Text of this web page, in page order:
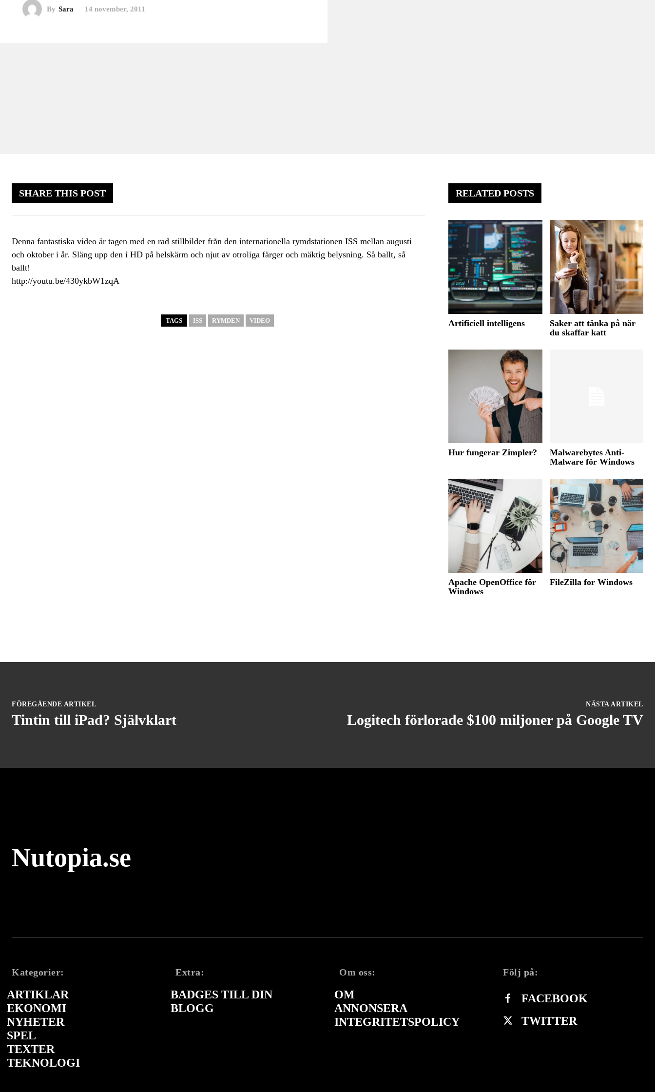
By Sara 14 november, 2011
SHARE THIS POST
Denna fantastiska video är tagen med en rad stillbilder från den internationella rymdstationen ISS mellan augusti
och oktober i år. Släng upp den i HD på helskärm och njut av otroliga färger och mäktig belysning. Så ballt, så
ballt!
http://youtu.be/430ykbW1zqA
TAGS ISS RYMDEN VIDEO
RELATED POSTS
Artificiell intelligens
Saker att tänka på när
du skaffar katt
Hur fungerar Zimpler?
Malwarebytes Anti-
Malware för Windows
Apache OpenOffice för
Windows
FileZilla for Windows
FÖREGÅENDE ARTIKEL
Tintin till iPad? Självklart
NÄSTA ARTIKEL
Logitech förlorade $100 miljoner på Google TV
Nutopia.se
Kategorier:
ARTIKLAR
EKONOMI
NYHETER
SPEL
TEXTER
TEKNOLOGI
Extra:
BADGES TILL DIN
BLOGG
Om oss:
OM
ANNONSERA
INTEGRITETSPOLICY
Följ på:
FACEBOOK
TWITTER